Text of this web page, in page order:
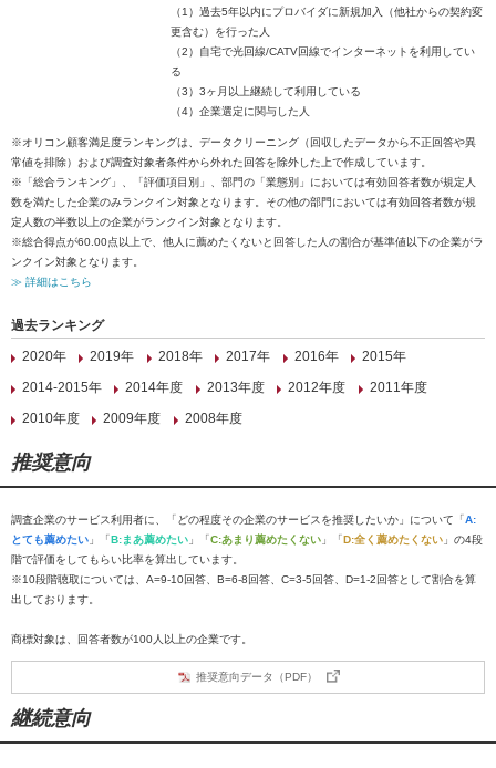
（1）過去5年以内にプロバイダに新規加入（他社からの契約変
更含む）を行った人
（2）自宅で光回線/CATV回線でインターネットを利用してい
る
（3）3ヶ月以上継続して利用している
（4）企業選定に関与した人
※オリコン顧客満足度ランキングは、データクリーニング（回収したデータから不正回答や異
常値を排除）および調査対象者条件から外れた回答を除外した上で作成しています。
※「総合ランキング」、「評価項目別」、部門の「業態別」においては有効回答者数が規定人
数を満たした企業のみランクイン対象となります。その他の部門においては有効回答者数が規
定人数の半数以上の企業がランクイン対象となります。
※総合得点が60.00点以上で、他人に薦めたくないと回答した人の割合が基準値以下の企業がラ
ンクイン対象となります。
≫ 詳細はこちら
過去ランキング
2020年
2019年 2018年 2017年 2016年
2015年
2014-2015年
2014年度 2013年度 2012年度
2011年度
2010年度
2009年度 2008年度
推奨意向
調査企業のサービス利用者に、「どの程度その企業のサービスを推奨したいか」について「A:
とても薦めたい 」「B:まあ薦めたい 」「C:あまり薦めたくない 」「D:全く薦めたくない 」の4段
階で評価をしてもらい比率を算出しています。
※10段階聴取については、A=9-10回答、B=6-8回答、C=3-5回答、D=1-2回答として割合を算
出しております。
商標対象は、回答者数が100人以上の企業です。
推奨意向データ（PDF）
継続意向